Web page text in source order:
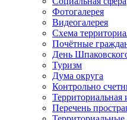
Фотогалерея
Видеогалерея
Схема
Почётные
День
Туризм
Дума округа
Контрольно
Территориальная
Перечень